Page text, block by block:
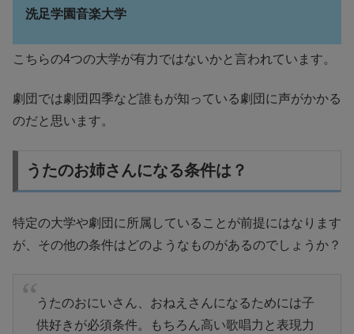
洗足学園音楽大学
こちらの4つの大学が有力ではないかと言われています。
劇団では劇団四季など誰もが知っている劇団に声がかかる
のだと思います。
うたのお姉さんになる条件は？
特定の大学や劇団に所属していることが前提にはなります
が、その他の条件はどのようなものがあるのでしょうか？
うたのおにいさん、おねえさんになるためには子
供好きが必須条件。もちろん高い歌唱力と表現力